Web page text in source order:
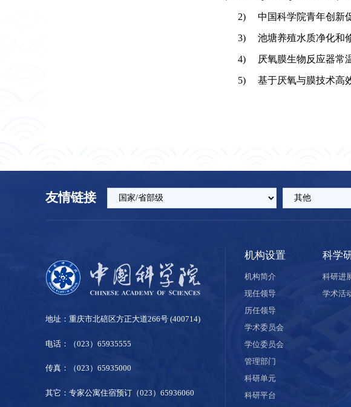
2) 中国科学院青年创新促
3) 池塘养殖水质净化和修复
4) 厌氧膜生物反应器常温处
5) 基于厌氧与膜技术高效生
友情链接
地址：重庆市北碚区方正大道266号 (400714)
电话：（023）65935555
传真：（023）65935000
其它：专家公寓住宿预订（023）65936060
机构设置
机构简介
现任领导
历任领导
学术委员会
学位委员会
管理部门
科研单元
科研平台
科学
科研进
学术活